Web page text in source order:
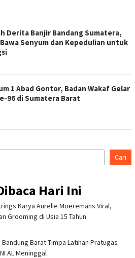
Derita Banjir Bandang Sumatera,
Senyum dan Kepedulian untuk
1 Abad Gontor, Badan Wakaf Gelar
96 di Sumatera Barat
Cari
Hari Ini
Karya Aurelie Moeremans Viral,
Grooming di Usia 15 Tahun
Barat Timpa Latihan Pra­tugas
AL Meninggal